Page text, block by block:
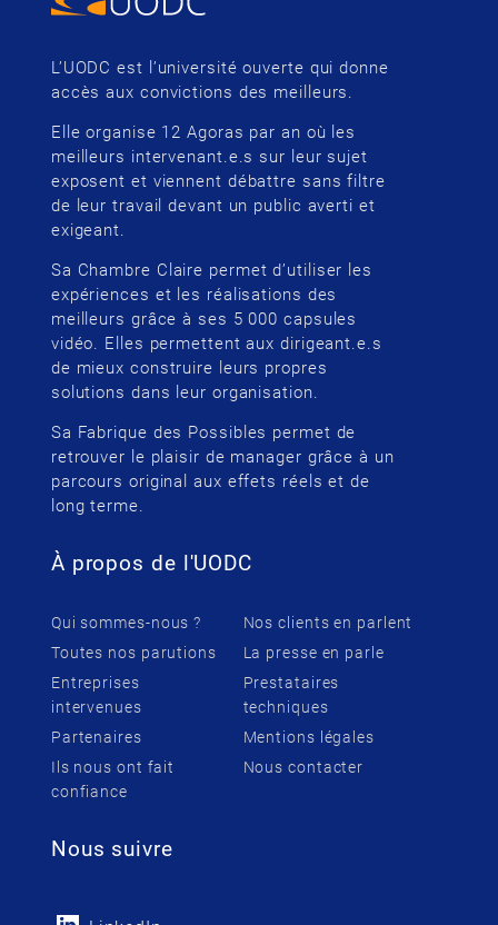
L’UODC est l’université ouverte qui donne
accès aux convictions des meilleurs.
Elle organise 12 Agoras par an où les
meilleurs intervenant.e.s sur leur sujet
exposent et viennent débattre sans filtre
de leur travail devant un public averti et
exigeant.
Sa Chambre Claire permet d’utiliser les
expériences et les réalisations des
meilleurs grâce à ses 5 000 capsules
vidéo. Elles permettent aux dirigeant.e.s
de mieux construire leurs propres
solutions dans leur organisation.
Sa Fabrique des Possibles permet de
retrouver le plaisir de manager grâce à un
parcours original aux effets réels et de
long terme.
À propos de l'UODC
Qui sommes-nous ?
Toutes nos parutions
Entreprises
intervenues
Partenaires
Ils nous ont fait
confiance
Nos clients en parlent
La presse en parle
Prestataires
techniques
Mentions légales
Nous contacter
Nous suivre